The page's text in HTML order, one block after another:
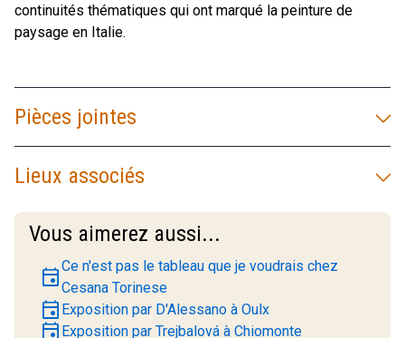
continuités thématiques qui ont marqué la peinture de
paysage en Italie.
Pièces jointes
Lieux associés
Vous aimerez aussi...
eventCe n'est pas le tableau que je voudrais chez
Cesana Torinese
event Exposition par D'Alessano à Oulx
event Exposition par Trejbalová à Chiomonte